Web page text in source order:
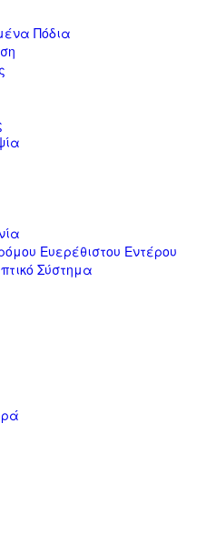
Πόδια
Ευερέθιστου Εντέρου
Σύστημα